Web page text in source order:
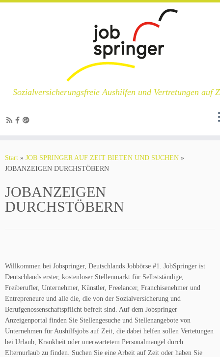
Inhalt
springen
Sozialversicherungsfreie Aushilfen und Vertretungen auf
Start » JOB SPRINGER AUF ZEIT BIETEN UND SUCHEN »
JOBANZEIGEN DURCHSTÖBERN
JOBANZEIGEN
DURCHSTÖBERN
Willkommen bei Jobspringer, Deutschlands Jobbörse #1. JobSpringer ist
Deutschlands erster, kostenloser Stellenmarkt für Selbstständige,
Freiberufler, Unternehmer, Künstler, Freelancer, Franchisenehmer und
Entrepreneure und alle die, die von der Sozialversicherung und
Berufgenossenschaftspflicht befreit sind. Auf dem Jobspringer
Anzeigenportal finden Sie Stellengesuche und Stellenangebote von
Unternehmen für Aushilfsjobs auf Zeit, die dabei helfen sollen Vertetungen
bei Urlaub, Krankheit oder unerwartetem Personalmangel durch
Elternurlaub zu finden. Suchen Sie eine Arbeit auf Zeit oder haben Sie